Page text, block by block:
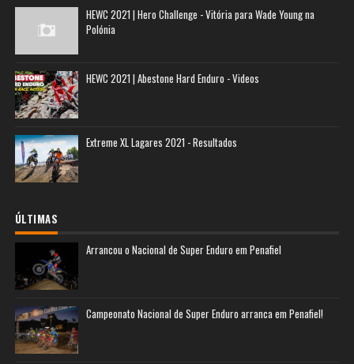
HEWC 2021 | Hero Challenge - Vitória para Wade Young na
Polónia
HEWC 2021 | Abestone Hard Enduro - Videos
Extreme XL Lagares 2021 - Resultados
ÚLTIMAS
Arrancou o Nacional de Super Enduro em Penafiel
Campeonato Nacional de Super Enduro arranca em Penafiel!